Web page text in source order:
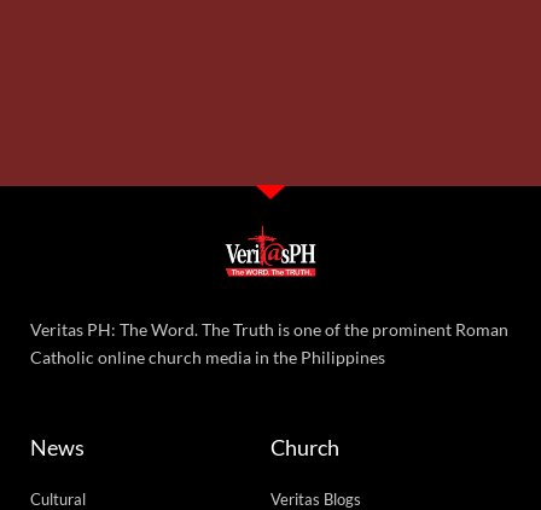
Veritas PH: The Word. The Truth is one of the prominent Roman
Catholic online church media in the Philippines
News
Cultural
Church
Veritas Blogs